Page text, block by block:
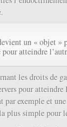
un « objet »
pour atteindre
les droits de
pour
par exemple et
plus simple pour